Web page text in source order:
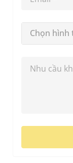
Chọn hình